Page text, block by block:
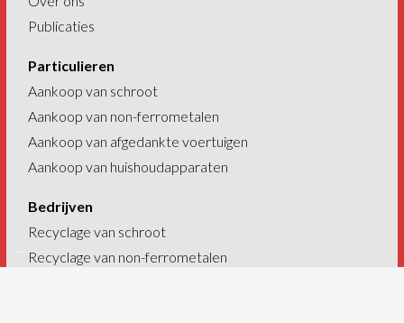
Publicaties
Particulieren
Aankoop van schroot
Aankoop van non-ferrometalen
Aankoop van afgedankte voertuigen
Aankoop van huishoudapparaten
Bedrijven
Recyclage van schroot
Recyclage van non-ferrometalen